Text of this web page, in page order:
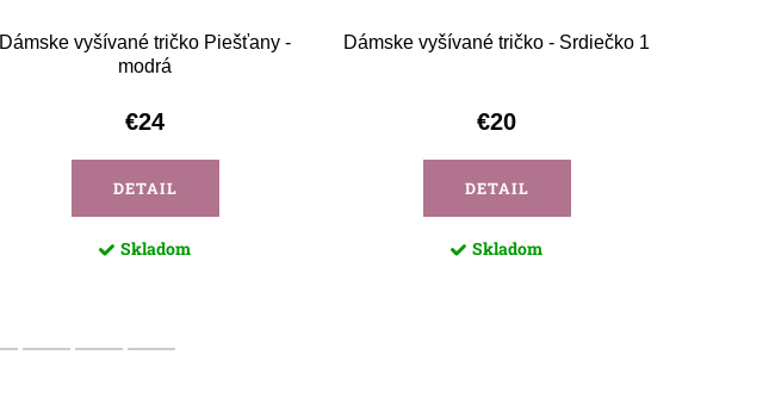
Dámske vyšívané tričko Piešťany -
modrá
€24
DETAIL
Skladom
Dámske vyšívané tričko - Srdiečko 1
€20
DETAIL
Skladom